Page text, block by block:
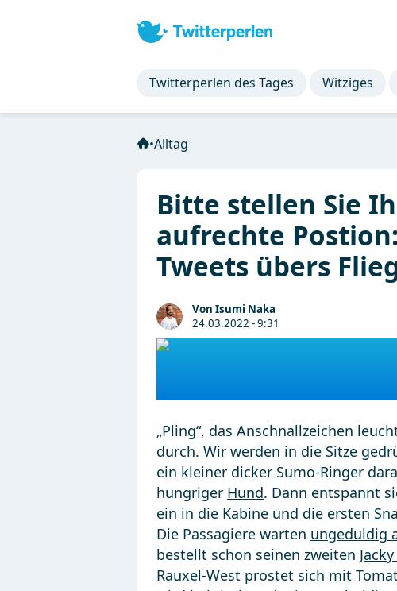
Twitterperlen des Tages Witziges
•Alltag
Bitte stellen Sie
aufrechte
Tweets übers
Von Isumi Naka
24.03.2022 - 9:31
„Pling“, das Anschnallzeichen
durch. Wir werden in die Sitze
ein kleiner dicker Sumo-Ringer
hungriger Hund. Dann entspannt
ein in die Kabine und die ersten
Die Passagiere warten ungeduldig
bestellt schon seinen zweiten
Rauxel-West prostet sich mit